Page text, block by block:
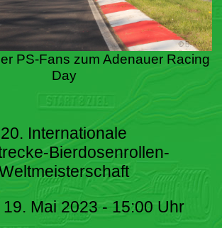
PS-Fans zum Adenauer Racing
Day
20. Internationale
Bierdosenrollen-
19. Mai 2023 - 15:00 Uhr